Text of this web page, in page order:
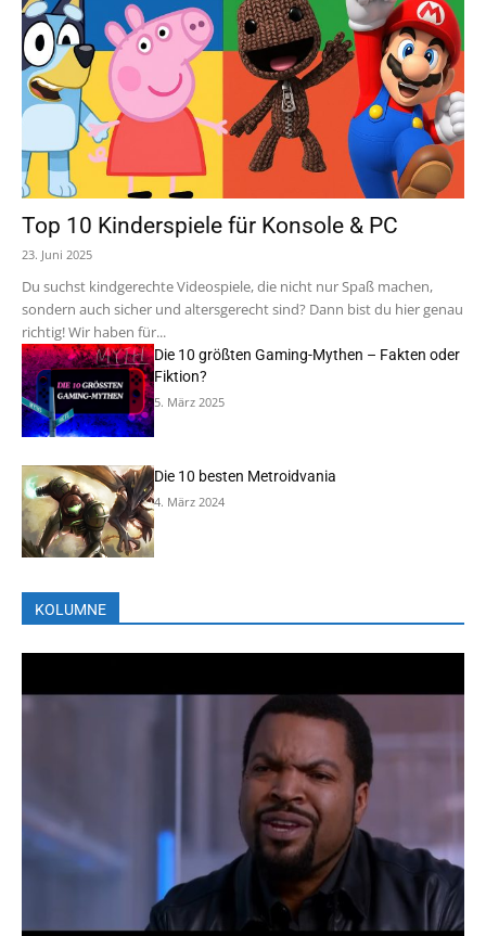
Top 10 Kinderspiele für Konsole & PC
23. Juni 2025
Du suchst kindgerechte Videospiele, die nicht nur Spaß machen,
sondern auch sicher und altersgerecht sind? Dann bist du hier genau
richtig! Wir haben für...
Die 10 größten Gaming-Mythen – Fakten oder
Fiktion?
5. März 2025
Die 10 besten Metroidvania
4. März 2024
KOLUMNE